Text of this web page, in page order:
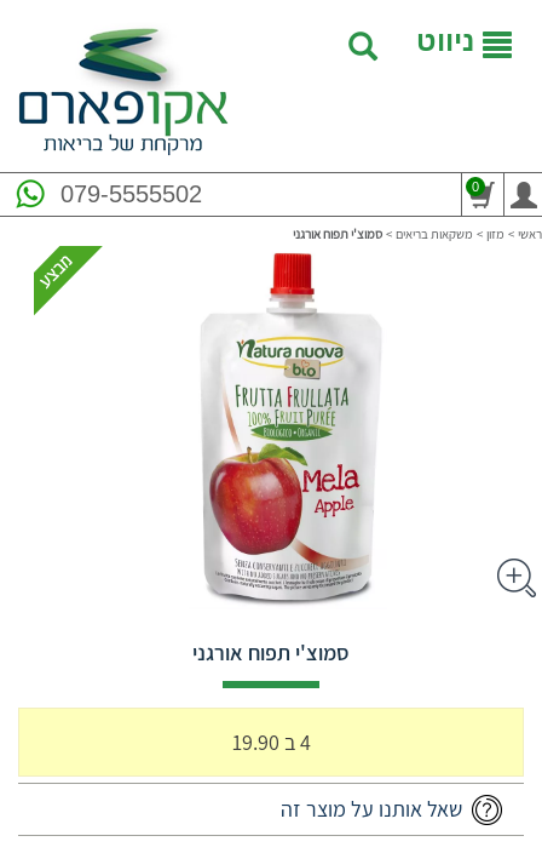
ניווט
079-5555502 0
ראשי > מזון > משקאות בריאים > סמוצ'י תפוח אורגני
סמוצ'י תפוח אורגני
4 ב 19.90
שאל אותנו על מוצר זה